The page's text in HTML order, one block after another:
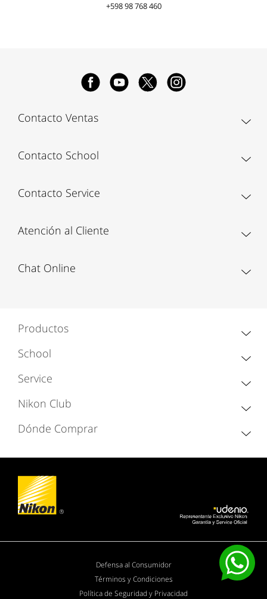
+598 98 768 460
Contacto Ventas
Contacto School
Contacto Service
Atención al Cliente
Chat Online
Productos
School
Service
Nikon Club
Dónde Comprar
Defensa al Consumidor
Términos y Condiciones
Política de Seguridad y Privacidad